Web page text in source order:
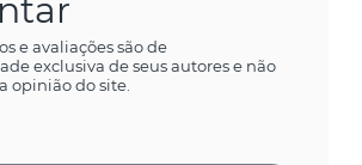
e avaliações são de
exclusiva de seus autores e não
opinião do site.